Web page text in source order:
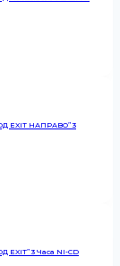
EXIT НАПРАВО” 3
3 Часа NI-CD